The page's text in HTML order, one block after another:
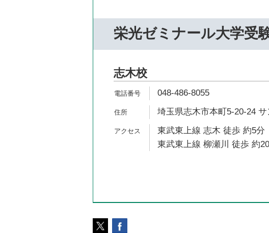
栄光ゼミナール大学受
志木校
048-486-8055
埼玉県志木市本町5-20-24
東武東上線 志木 徒歩 約5分
東武東上線 柳瀬川 徒歩 約